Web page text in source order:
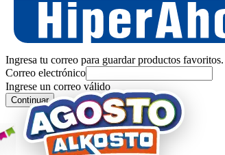
Ingresa tu correo para guardar productos favoritos.
Correo electrónico
Ingrese un correo válido
Continuar